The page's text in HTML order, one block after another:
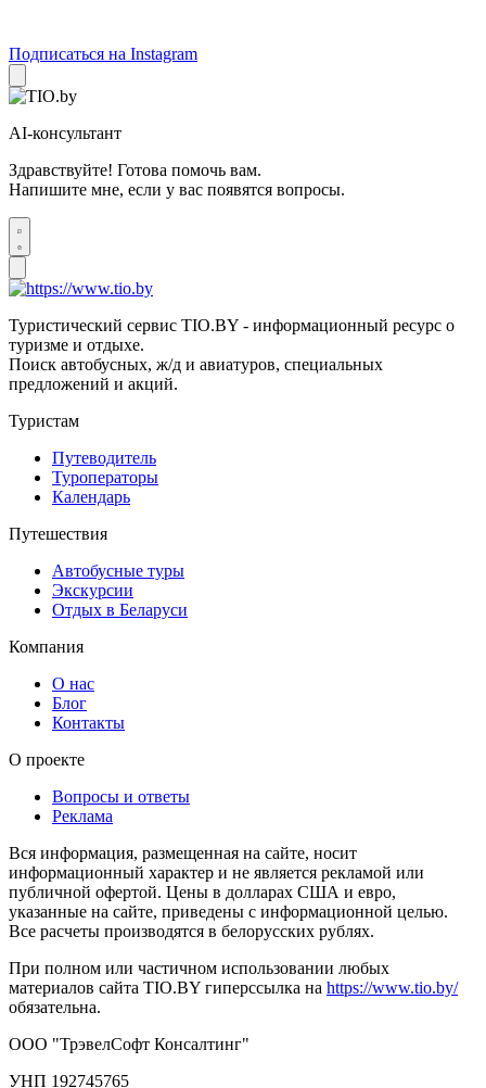
Подписаться на Instagram
AI-консультант
Здравствуйте! Готова помочь вам.
Напишите мне, если у вас появятся вопросы.
Туристический сервис TIO.BY - информационный ресурс о
туризме и отдыхе.
Поиск автобусных, ж/д и авиатуров, специальных
предложений и акций.
Туристам
Путеводитель
Туроператоры
Календарь
Путешествия
Автобусные туры
Экскурсии
Отдых в Беларуси
Компания
О нас
Блог
Контакты
О проекте
Вопросы и ответы
Реклама
Вся информация, размещенная на сайте, носит
информационный характер и не является рекламой или
публичной офертой. Цены в долларах США и евро,
указанные на сайте, приведены с информационной целью.
Все расчеты производятся в белорусских рублях.
При полном или частичном использовании любых
материалов сайта TIO.BY гиперссылка на https://www.tio.by/
обязательна.
ООО "ТрэвелСофт Консалтинг"
УНП 192745765